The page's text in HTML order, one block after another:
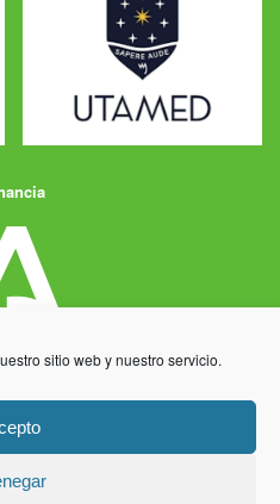
sitio web y nuestro servicio.